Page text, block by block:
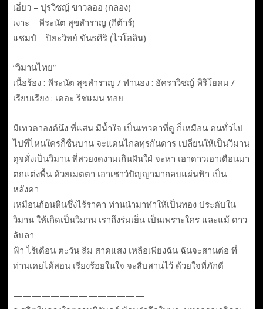
เอี่ยว – ปุรวิชญ์ ขาวลออ (กลอง)
เงาะ – พีระนัต สุขสำราญ (กีต้าร์)
แชมป์ – ปิยะวิทย์ ขันธศิริ (ไวโอลิน)
“วิมานไทย”
เนื้อร้อง : พีระนัต สุขสำราญ / ทำนอง : อัคราวิชญ์ พิริโยดม /
เรียบเรียง : เดอะ ริชแมน ทอย
มีเทวดาองค์นึง ที่แสน มีน้ำใจ เป็นเทวดาที่ดู ก็เหมือน คนทั่วไป
ไปที่ไหนใครก็ชื่นบาน จะแดนไกลทุรกันดาร เปลี่ยนให้เป็นวิมาน
ดุจดั่งเป็นวิมาน ที่สวยงดงามเกินฝันใฝ่ จะหา เอาดาวเอาเดือนมา
ตกแต่งพื้น ด้วยเมตตา เอาเชาว์ปัญญามากลบแผ่นฟ้า เป็น
หลังคา
เหมือนก้อนหินซึ่งไร้ราคา ท่านนำมาทำให้เป็นทอง ประดับใน
วิมาน ให้เกิดเป็นวิมาน เราถึงร่มเย็น เป็นเพราะใคร และแม้ ดาว
ลับลา
ฟ้า ไร้เดือน ตะวัน ลืม สาดแสง เหลือเพียงฉัน ฉันจะสานต่อ ที่
ท่านเคยได้สอน เรียงร้อยในใจ จะสืบสานไว้ ด้วยใจที่ภักดี
——————————————